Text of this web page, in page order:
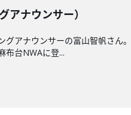
アナウンサー）
アナウンサーの富山智帆さ
布台NWAに登...